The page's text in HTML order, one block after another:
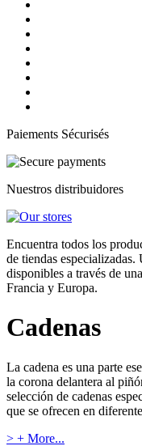
Paiements Sécurisés
Nuestros distribuidores
Encuentra todos los
de tiendas
disponibles a través de
Francia y Europa.
Cadenas
La cadena es una parte
la corona delantera al
selección de cadenas
que se ofrecen en
> + More...